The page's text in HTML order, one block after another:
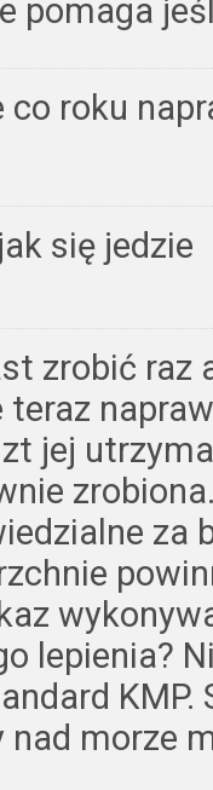
pomaga
co roku
się jedzie
zrobić raz
teraz
jej
za
lepienia?
KMP.
nad morze